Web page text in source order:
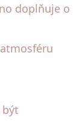
doplňuje o
být